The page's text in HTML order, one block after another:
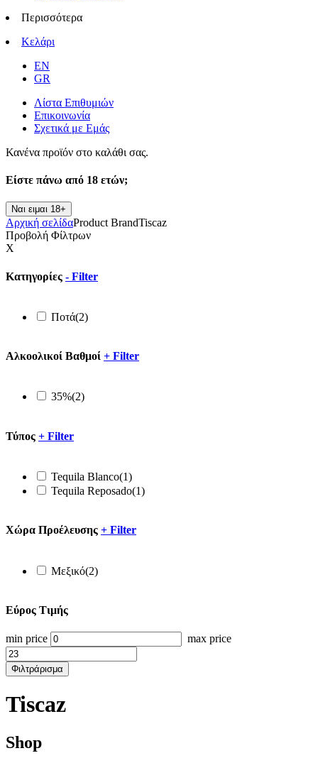
Περισσότερα
Κελάρι
EN
GR
Λίστα Επιθυμιών
Επικοινωνία
Σχετικά με Εμάς
Κανένα προϊόν στο καλάθι σας.
Είστε πάνω από 18 ετών;
Ναι ειμαι 18+
Αρχική σελίδαProduct BrandTiscaz
Προβολή Φίλτρων
X
Κατηγορίες - Filter
Ποτά(2)
Αλκοολικοί Βαθμοί + Filter
35%(2)
Τύπος + Filter
Tequila Blanco(1)
Tequila Reposado(1)
Xώρα Προέλευσης + Filter
Μεξικό(2)
Εύρος Τιμής
min price max price
Φιλτράρισμα
Tiscaz
Shop